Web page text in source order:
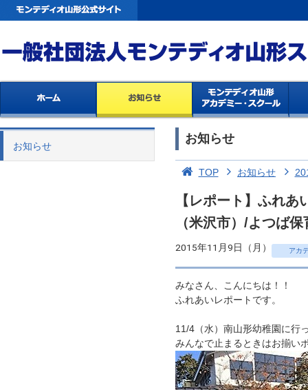
お知らせ
お知らせ
TOP お知らせ
【レポート】ふれ
（米沢市）/よつば
2015年11月9日（月） アカ
みなさん、こんにちは！！
ふれあいレポートです。
11/4（水）南山形幼稚園に行
みんなで止まるときはお揃い